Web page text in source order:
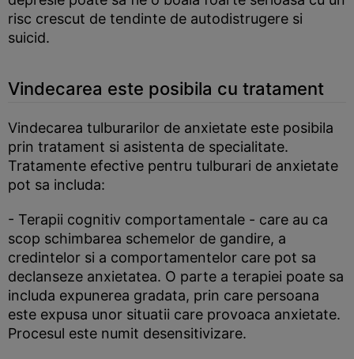
risc crescut de tendinte de autodistrugere si
suicid.
Vindecarea este posibila cu tratament
Vindecarea tulburarilor de anxietate este posibila
prin tratament si asistenta de specialitate.
Tratamente efective pentru tulburari de anxietate
pot sa includa:
- Terapii cognitiv comportamentale - care au ca
scop schimbarea schemelor de gandire, a
credintelor si a comportamentelor care pot sa
declanseze anxietatea. O parte a terapiei poate sa
includa expunerea gradata, prin care persoana
este expusa unor situatii care provoaca anxietate.
Procesul este numit desensitivizare.